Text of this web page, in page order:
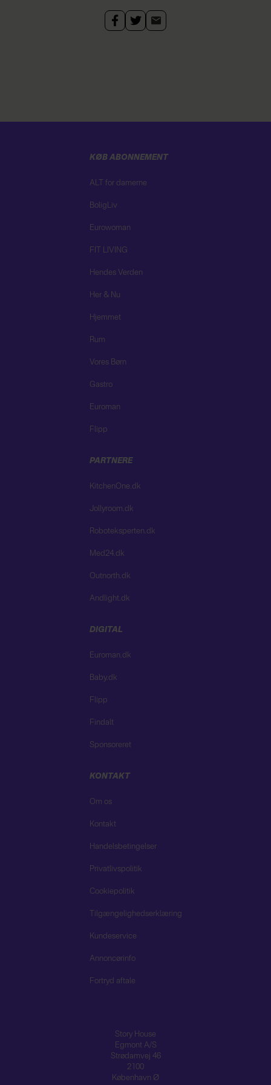
KØB ABONNEMENT
ALT for damerne
BoligLiv
Eurowoman
FIT LIVING
Hendes Verden
Her & Nu
Hjemmet
Rum
Vores Børn
Gastro
Euroman
Flipp
PARTNERE
KitchenOne.dk
Jollyroom.dk
Roboteksperten.dk
Med24.dk
Outnorth.dk
Andlight.dk
DIGITAL
Euroman.dk
Baby.dk
Flipp
Findalt
Sponsoreret
KONTAKT
Om os
Kontakt
Handelsbetingelser
Privatlivspolitik
Cookiepolitik
Tilgængelighedserklæring
Kundeservice
Annoncørinfo
Fortryd aftale
Story House
Egmont A/S
Strødamvej 46
2100
København Ø